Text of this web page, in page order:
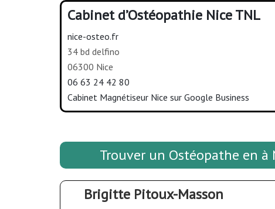
Cabinet d’Ostéopathie Nice TNL
nice-osteo.fr
34 bd delfino
06300 Nice
06 63 24 42 80
Cabinet Magnétiseur Nice sur Google Business
Trouver un Ostéopathe en
Brigitte Pitoux-Masson